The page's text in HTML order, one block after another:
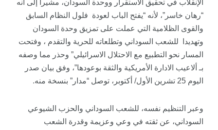
الإنقلاب في تحقيق الاستقرار ووحدة السودان، مشيرا إلى أنه
“رهان خاسر”، لأنه “يفتح الباب لعودة فلول النظام السابق
والقوى الظلامية التي عملت على تمزيق وحدة السودان
وتهديدا للشعب السوداني وتطلعاته للحرية والتقدم ، وفتحت
المسار نحو التطبيع مع الاحتلال الاسرائيلي” وحذر مما وصفه
بـ ألاعيب الادارة الأمريكية والثقة بوعودها”، وفق بيان صدر
اليوم 25 تشرين الأول/ أكتوبر، توصل “مدار” بنسخة منه.
وعبر التنظيم نفسه، للشعب السوداني والحزب الشيوعي
السوداني، عن ثقته في وعي وعزيمة وقدرة الشعب